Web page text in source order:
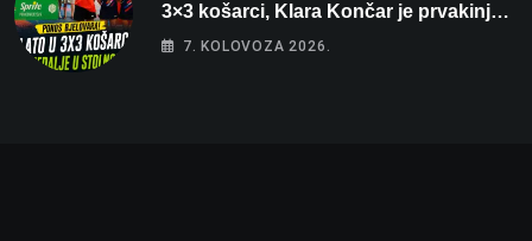
3×3 košarci, Klara Končar je prvakinja
Hrvatske u stolnom tenisu!
7. KOLOVOZA 2026.